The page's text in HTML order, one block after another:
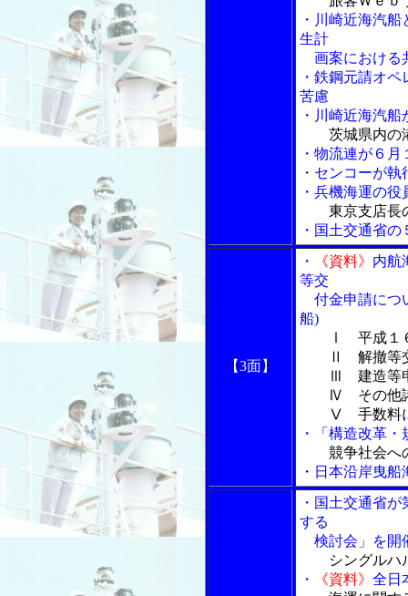
・川崎近海汽
生計
画案における
・鉄鋼元請オ
苦慮
・川崎近海汽
茨城県内の
・物流連が６
・センコーが
・兵機海運の
東京支店長
・国土交通省
【3面】
・ 《資料》 内航
等交
付金申請につ
船)
Ⅰ 平成１
Ⅱ 解撤等交
Ⅲ 建造等申
Ⅳ その他諸
Ⅴ 手数料に
・「構造改革
競争社会へ
・日本沿岸曳
・国土交通省
する
検討会」を開
シングルハ
・
《資料》 全日